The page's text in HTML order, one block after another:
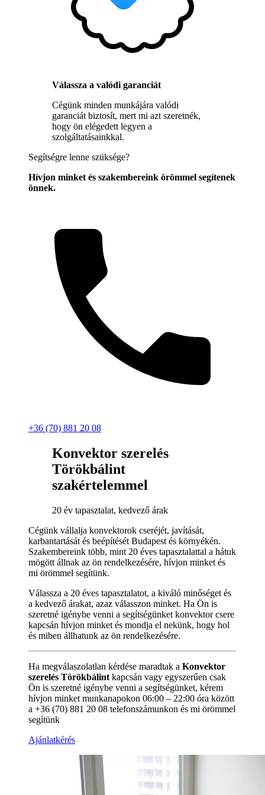
Válassza a valódi garanciát
Cégünk minden munkájára valódi
garanciát biztosít, mert mi azt szeretnék,
hogy ön elégedett legyen a
szolgáltatásainkkal.
Segítségre lenne szüksége?
Hívjon minket és szakembereink örömmel segítenek
önnek.
+36 (70) 881 20 08
Konvektor szerelés
Törökbálint
szakértelemmel
20 év tapasztalat, kedvező árak
Cégünk vállalja konvektorok cseréjét, javítását,
karbantartását és beépítését Budapest és környékén.
Szakembereink több, mint 20 éves tapasztalattal a hátuk
mögött állnak az ön rendelkezésére, hívjon minket és
mi örömmel segítünk.
Válassza a 20 éves tapasztalatot, a kiváló minőséget és
a kedvező árakat, azaz válasszon minket. Ha Ön is
szeretné igénybe venni a segítségünket konvektor csere
kapcsán hívjon minket és mondja el nekünk, hogy hol
és miben állhatunk az ön rendelkezésére.
Ha megválaszolatlan kérdése maradtak a Konvektor
szerelés Törökbálint kapcsán vagy egyszerűen csak
Ön is szeretné igénybe venni a segítségünket, kérem
hívjon minket munkanapokon 06:00 – 22:00 óra között
a +36 (70) 881 20 08 telefonszámunkon és mi örömmel
segítünk
Ajánlatkérés